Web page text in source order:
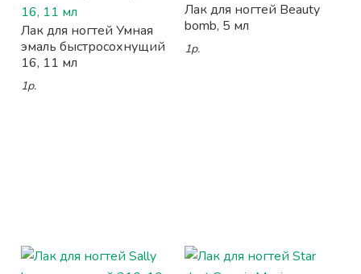
Лак для ногтей Умная
эмаль быстросохнущий
16, 11 мл
1р.
Лак для ногтей Beauty
bomb, 5 мл
1р.